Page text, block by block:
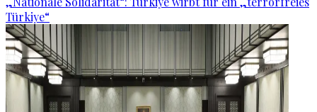
Türkiye“